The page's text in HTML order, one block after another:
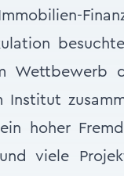
Wettbewerb
hoher
viele